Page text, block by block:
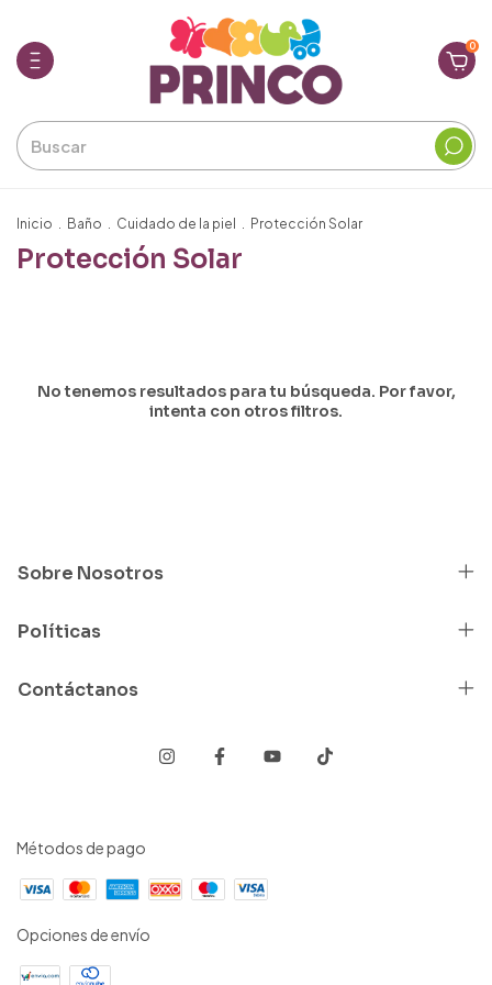
0
Inicio . Baño . Cuidado de la piel . Protección Solar
Protección Solar
No tenemos resultados para tu búsqueda. Por favor,
intenta con otros filtros.
Sobre Nosotros
Políticas
Contáctanos
Métodos de pago
Opciones de envío